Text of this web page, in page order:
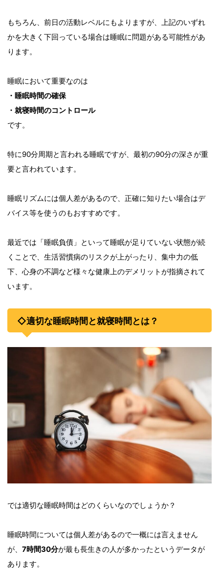
もちろん、前日の活動レベルにもよりますが、上記のいずれ
かを大きく下回っている場合は睡眠に問題がある可能性があ
ります。
睡眠において重要なのは
・睡眠時間の確保
・就寝時間のコントロール
です。
特に90分周期と言われる睡眠ですが、最初の90分の深さが重
要と言われています。
睡眠リズムには個人差があるので、正確に知りたい場合はデ
バイス等を使うのもおすすめです。
最近では「睡眠負債」といって睡眠が足りていない状態が続
くことで、生活習慣病のリスクが上がったり、集中力の低
下、心身の不調など様々な健康上のデメリットが指摘されて
います。
◇適切な睡眠時間と就寝時間とは？
では適切な睡眠時間はどのくらいなのでしょうか？
睡眠時間については個人差があるので一概には言えません
が、 7時間30分が最も長生きの人が多かったというデータが
あります。